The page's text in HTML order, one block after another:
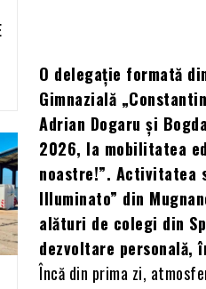
O delegație formată
Gimnazială
Adrian Dogaru și
2026, la mobilitatea
noastre!”. Activitatea
Illuminato” din
alături de colegi din
dezvoltare personală,
Încă din prima zi,